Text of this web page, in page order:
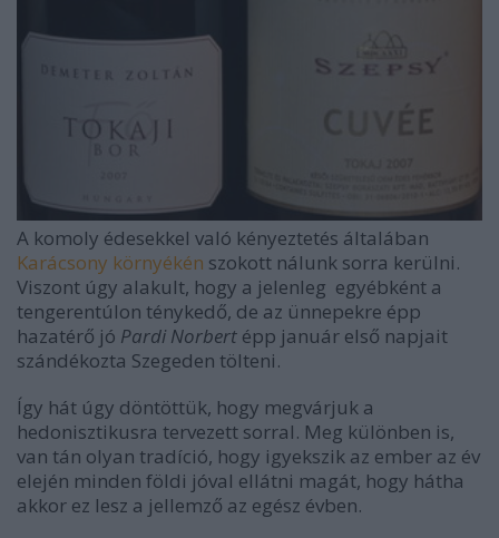
A komoly édesekkel való kényeztetés általában
Karácsony környékén szokott nálunk sorra kerülni.
Viszont úgy alakult, hogy a jelenleg egyébként a
tengerentúlon ténykedő, de az ünnepekre épp
hazatérő jó Pardi Norbert épp január első napjait
szándékozta Szegeden tölteni.
Így hát úgy döntöttük, hogy megvárjuk a
hedonisztikusra tervezett sorral. Meg különben is,
van tán olyan tradíció, hogy igyekszik az ember az év
elején minden földi jóval ellátni magát, hogy hátha
akkor ez lesz a jellemző az egész évben.